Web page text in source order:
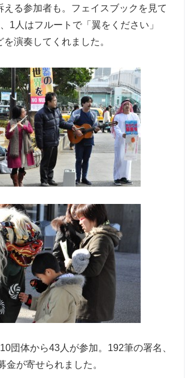
える参加者も。フェイスブックを見て
1人はフルートで「翼をください」
を演奏してくれました。
団体から43人が参加。192筆の署名、
金が寄せられました。